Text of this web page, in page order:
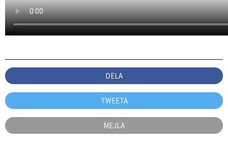
DELA
TWEETA
MEJLA